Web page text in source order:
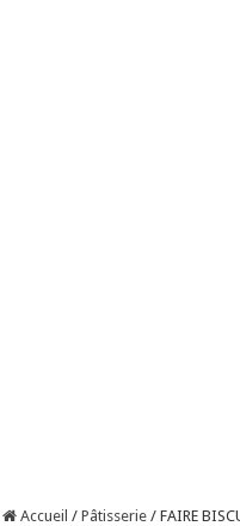
Accueil / Pâtisserie / FAIRE